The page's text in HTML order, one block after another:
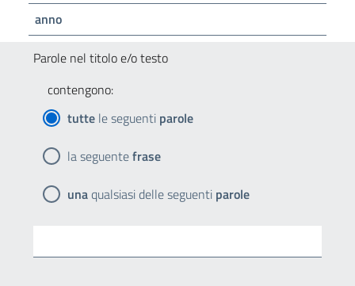
anno
Parole nel titolo e/o testo
contengono:
tutte le seguenti parole
la seguentefrase
unaqualsiasi delle seguenti parole